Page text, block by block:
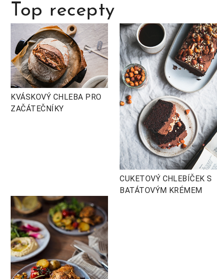
Top recepty
KVÁSKOVÝ CHLEBA PRO
ZAČÁTEČNÍKY
CUKETOVÝ CHLEBÍČEK S
BATÁTOVÝM KRÉMEM